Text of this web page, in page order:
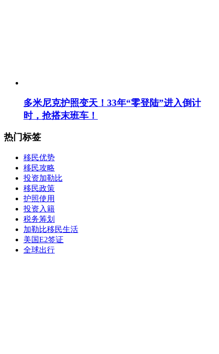
多米尼克护照变天！33年“零登陆”进入倒计
时，抢搭末班车！
热门标签
移民优势
移民攻略
投资加勒比
移民政策
护照使用
投资入籍
税务筹划
加勒比移民生活
美国E2签证
全球出行